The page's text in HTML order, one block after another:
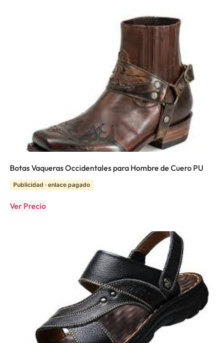
Botas Vaqueras Occidentales para Hombre de Cuero PU
Publicidad · enlace pagado
Ver Precio